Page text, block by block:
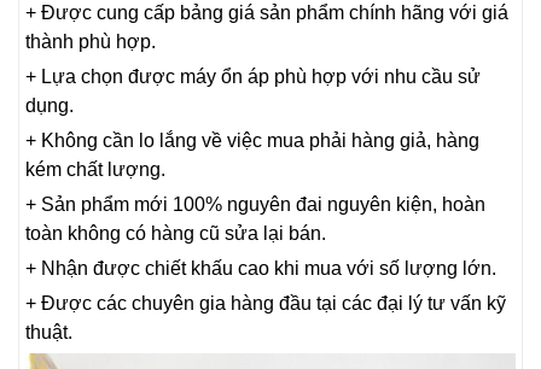
+ Được cung cấp bảng giá sản phẩm chính hãng với giá
thành phù hợp.
+ Lựa chọn được máy ổn áp phù hợp với nhu cầu sử
dụng.
+ Không cần lo lắng về việc mua phải hàng giả, hàng
kém chất lượng.
+ Sản phẩm mới 100% nguyên đai nguyên kiện, hoàn
toàn không có hàng cũ sửa lại bán.
+ Nhận được chiết khấu cao khi mua với số lượng lớn.
+ Được các chuyên gia hàng đầu tại các đại lý tư vấn kỹ
thuật.